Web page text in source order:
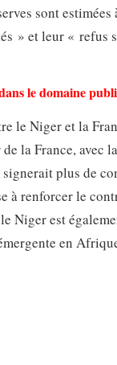
sont
» et leur « refus
le domaine
le Niger et la
la France, avec
plus de
renforcer le
Niger est
en